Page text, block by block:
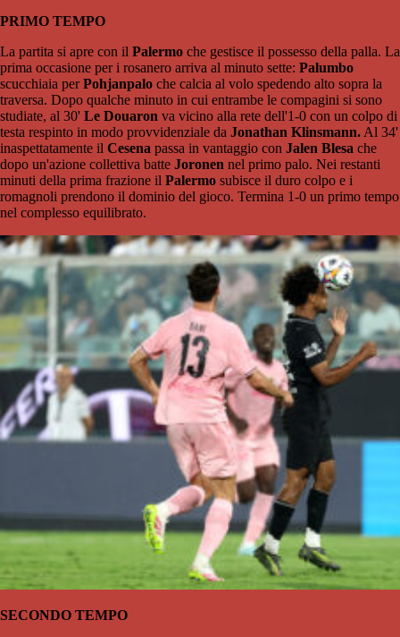
PRIMO TEMPO
La partita si apre con il Palermo che gestisce il possesso della palla. La
prima occasione per i rosanero arriva al minuto sette: Palumbo
scucchiaia perPohjanpalo che calcia al volo spedendo alto sopra la
traversa. Dopo qualche minuto in cui entrambe le compagini si sono
studiate, al 30' Le Douaron va vicino alla rete dell'1-0 con un colpo di
testa respinto in modo provvidenziale da Jonathan Klinsmann.Al 34'
inaspettatamente il Cesena passa in vantaggio con Jalen Blesa che
dopo un'azione collettiva batte Joronen nel primo palo. Nei restanti
minuti della prima frazione il Palermo subisce il duro colpo e i
romagnoli prendono il dominio del gioco. Termina 1-0 un primo tempo
nel complesso equilibrato.
SECONDO TEMPO